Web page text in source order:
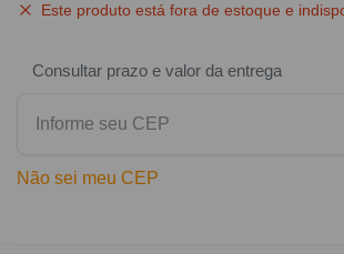
Este produto está fora de estoque e
Consultar prazo e valor da entrega
Não sei meu CEP